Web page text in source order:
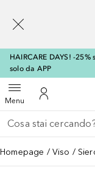
HAIRCARE DAYS! -
solo da APP
MenuApri menuAl Mio
Torna indietro
Esegui ricerca
Homepage Viso